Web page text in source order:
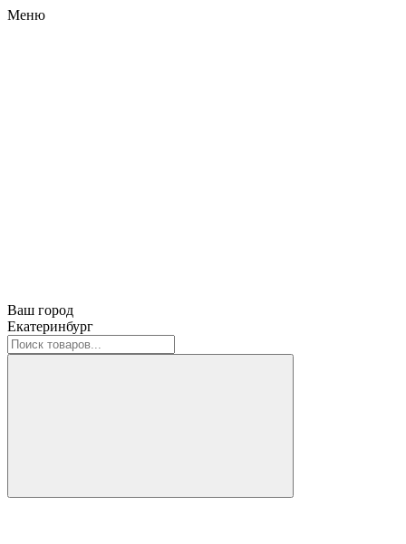
Меню
Ваш город
Екатеринбург